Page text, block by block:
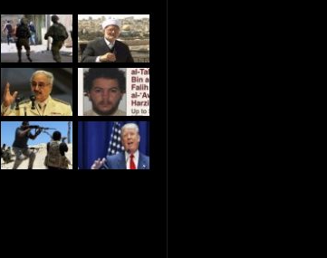
عاجل..ترامب يعلن القدس عاصمة لإٍسرائيل